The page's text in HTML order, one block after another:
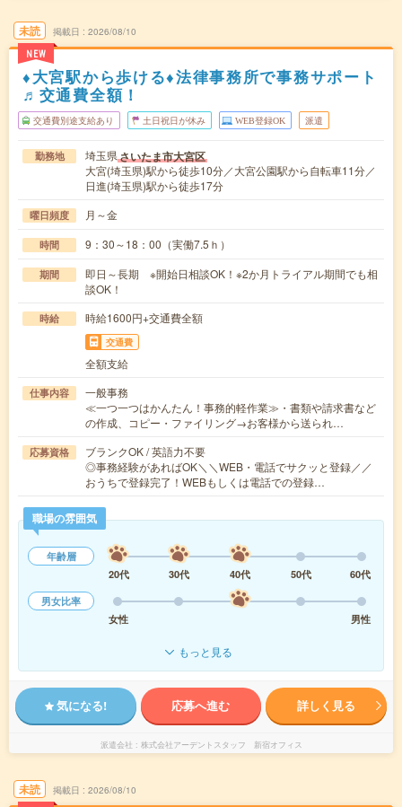
未読
NEW
掲載日 2026/08/10
♦大宮駅から歩ける♦法律事務所で事務サポート
♬交通費全額！
交通費別途支給あり 土日祝日が休み WEB登録OK 派遣
勤務地 埼玉県さいたま市大宮区
大宮(埼玉県)駅から徒歩10分／大宮公園駅から自転車11分／
日進(埼玉県)駅から徒歩17分
曜日頻度 月～金
時間 9：30～18：00（実働7.5ｈ）
期間
即日～長期 ※開始日相談OK！※2か月トライアル期間でも相
談OK！
時給 時給1600円+交通費全額
交通費
全額支給
仕事内容
一般事務
≪一つ一つはかんたん！事務的軽作業≫・書類や請求書など
の作成、コピー・ファイリング→お客様から送られ…
応募資格
ブランクOK / 英語力不要
◎事務経験があればOK＼＼WEB・電話でサクッと登録／／
おうちで登録完了！WEBもしくは電話での登録…
職場の雰囲気
年齢層
20代
30代 40代 50代
60代
男女比率
女性
男性
もっと見る
気になる! 応募へ進む 詳しく見る
派遣会社 株式会社アーデントスタッフ 新宿オフィス
未読 掲載日 2026/08/10